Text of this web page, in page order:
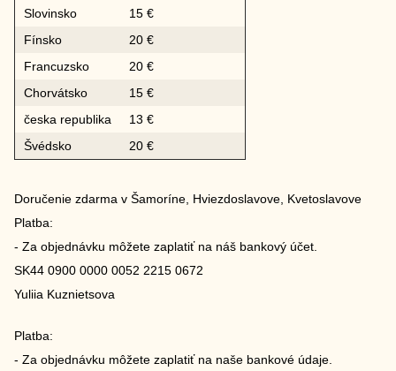
Slovinsko
15 €
Fínsko
20 €
Francuzsko
20 €
Chorvátsko
15 €
česka republika
13 €
Švédsko
20 €
Doručenie zdarma v Šamoríne, Hviezdoslavove, Kvetoslavove
Platba:
- Za objednávku môžete zaplatiť na náš bankový účet.
SK44 0900 0000 0052 2215 0672
Yuliia Kuznietsova
Platba:
- Za objednávku môžete zaplatiť na naše bankové údaje.